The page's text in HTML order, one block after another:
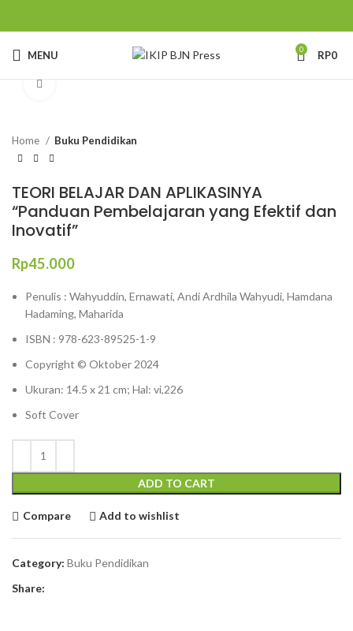
MENU 0 RP0
Home Buku Pendidikan
TEORI BELAJAR DAN APLIKASINYA
“Panduan Pembelajaran yang Efektif dan
Inovatif”
Rp45.000
Penulis : Wahyuddin, Ernawati, Andi Ardhila Wahyudi, Hamdana
Hadaming, Maharida
ISBN : 978-623-89525-1-9
Copyright © Oktober 2024
Ukuran: 14.5 x 21 cm; Hal: vi,226
Soft Cover
ADD TO CART
Compare Add to wishlist
Category: Buku Pendidikan
Share: